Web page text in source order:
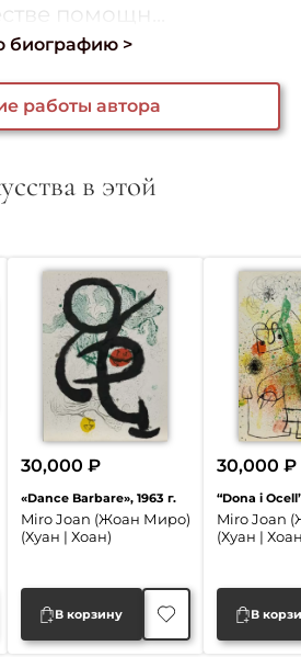
помощн...
биографию >
работы автора
в этой
«Dance Barbare», 1963 г.
Miro Joan (Жоан Миро)
(Хуан | Хоан)
30,000 ₽
В корзину
“Dona i
Miro Joan
(Хуан |
30,000 ₽
В